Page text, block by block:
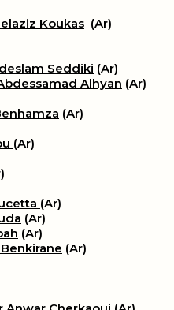
Koukas (Ar)
Seddiki (Ar)
Alhyan (Ar)
(Ar)
(Ar)
(Ar)
(Ar)
(Ar)
(Ar)